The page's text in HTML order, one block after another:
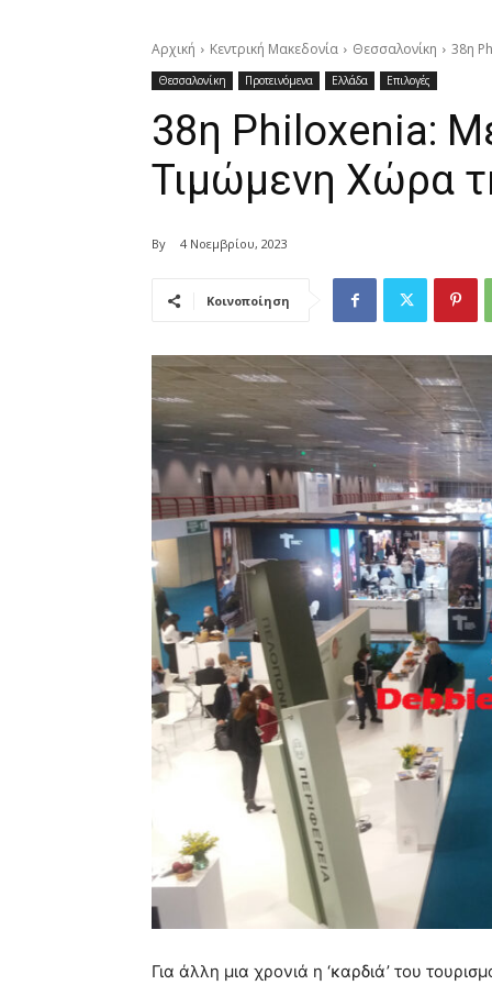
Αρχική Κεντρική Μακεδονία Θεσσαλονίκη 38η
Θεσσαλονίκη Προτεινόμενα Ελλάδα Επιλογές
38η Philoxenia:
Τιμώμενη Χώρα
By 4 Νοεμβρίου, 2023
Κοινοποίηση
Για άλλη μια χρονιά η ‘καρδιά’ του